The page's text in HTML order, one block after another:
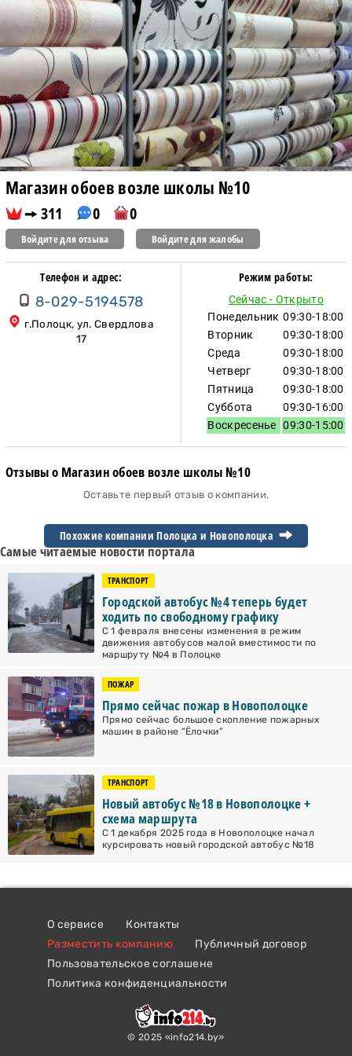
Магазин обоев возле школы №10
311 0 0
Войдите для отзыва Войдите для жалобы
Телефон и адрес:
8-029-5194578
г.Полоцк, ул. Свердлова
17
Режим работы:
Сейчас - Открыто
Понедельник 09:30-18:00
Вторник
09:30-18:00
Среда
09:30-18:00
Четверг
09:30-18:00
Пятница
09:30-18:00
Суббота
09:30-16:00
Воскресенье 09:30-15:00
Отзывы о Магазин обоев возле школы №10
Оставьте первый отзыв о компании.
Похожие компании Полоцка и Новополоцка
Самые читаемые новости портала
ТРАНСПОРТ
Городской автобус №4 теперь будет
ходить по свободному графику
С 1 февраля внесены изменения в режим
движения автобусов малой вместимости по
маршруту №4 в Полоцке
ПОЖАР
Прямо сейчас пожар в Новополоцке
Прямо сейчас большое скопление пожарных
машин в районе “Ёлочки”
ТРАНСПОРТ
Новый автобус №18 в Новополоцке +
схема маршрута
С 1 декабря 2025 года в Новополоцке начал
курсировать новый городской автобус №18
О сервисе
Контакты
Разместить компанию
Публичный договор
Пользовательское соглашене
Политика конфиденциальности
© 2025 «info214.by»